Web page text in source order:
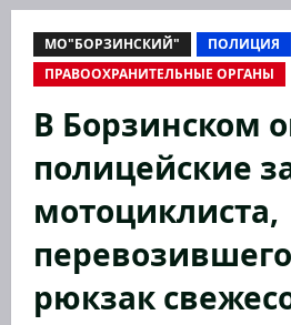
МО"БОРЗИНСКИЙ"
ПОЛИЦИЯ
ПРАВООХРАНИТЕЛЬНЫЕ ОРГАНЫ
В Борзинском
полицейские
мотоциклиста,
рюкзак